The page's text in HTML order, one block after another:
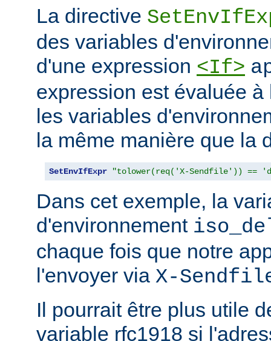
La directive
des variables
d'une expression <If>
expression est évaluée
les variables
la même manière que la
SetEnvIfExpr "tolower(req('X-Sendfile')) ==
Dans cet exemple, la
d'environnement
chaque fois que notre
l'envoyer via X-
Il pourrait être plus utile
variable rfc1918 si